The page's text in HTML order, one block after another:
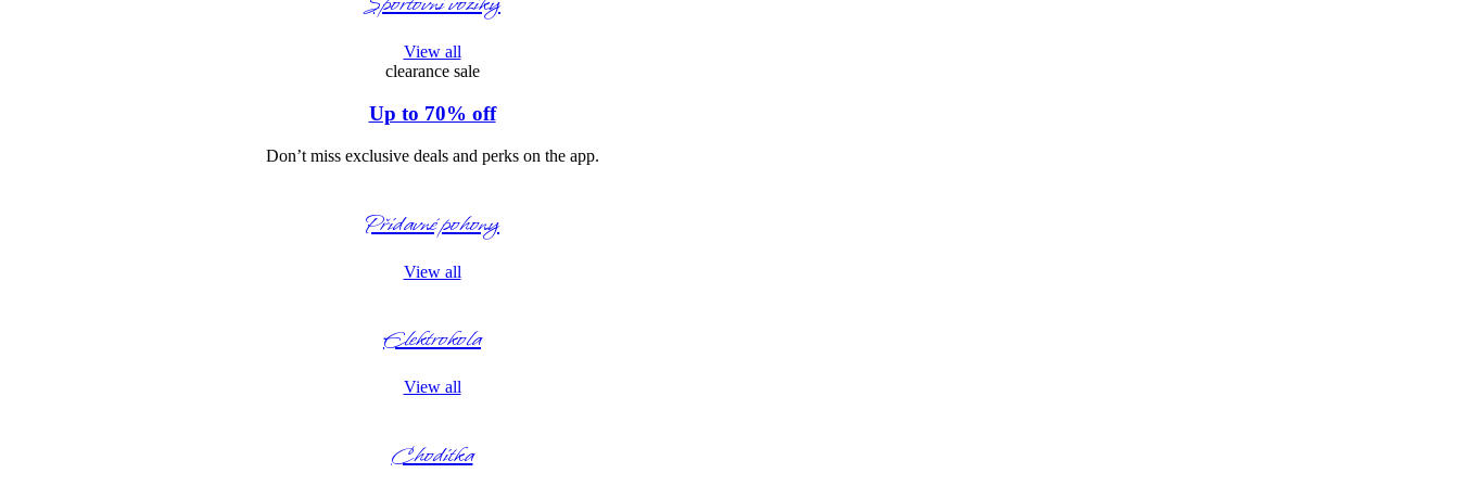
View all
clearance sale
Up to 70% off
Don’t miss exclusive deals and perks on the app.
Přídavné pohony
View all
Elektrokola
View all
Chodítka